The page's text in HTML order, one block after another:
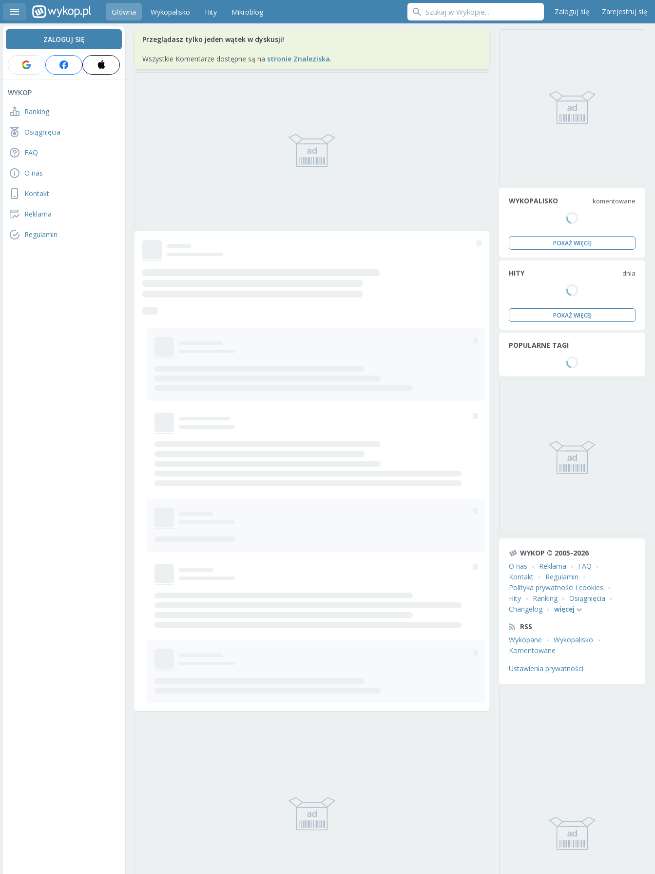
Główna Wykopalisko Hity Mikroblog Zaloguj się Zarejestruj się
ZALOGUJ SIĘ
WYKOP
Ranking
Osiągnięcia
FAQ
O nas
Kontakt
Reklama
Regulamin
Przeglądasz tylko jeden wątek w dyskusji!
Wszystkie Komentarze dostępne są na stronie Znaleziska.
WYKOPALISKO komentowane
POKAŻ WIĘCEJ
HITY dnia
POKAŻ WIĘCEJ
POPULARNE TAGI
WYKOP © 2005-2026
O nas
Reklama
FAQ
Kontakt
Regulamin
Polityka prywatności i cookies
Hity
Ranking
Osiągnięcia
Changelog
więcej
RSS
Wykopane
Wykopalisko
Komentowane
Ustawienia prywatności